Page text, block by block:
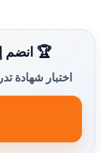
🏆 انضم
اختبار شهادة